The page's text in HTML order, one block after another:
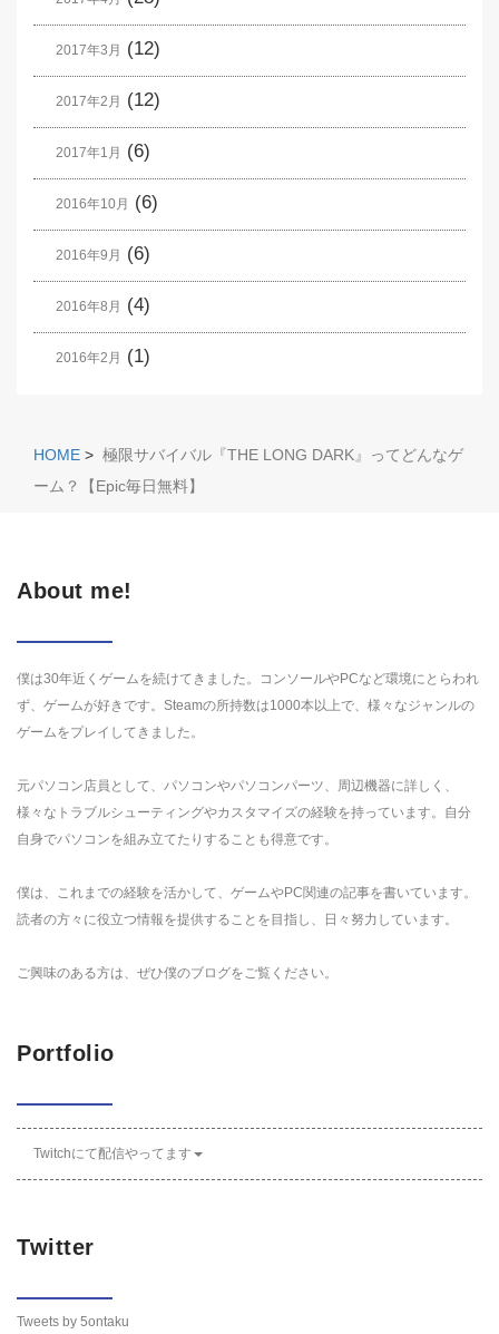
2017年3月 (12)
2017年2月 (12)
2017年1月 (6)
2016年10月 (6)
2016年9月 (6)
2016年8月 (4)
2016年2月 (1)
HOME > 極限サバイバル『THE LONG DARK』ってどんなゲ
ーム？【Epic毎日無料】
About me!
僕は30年近くゲームを続けてきました。コンソールやPCなど環境にとらわれ
ず、ゲームが好きです。Steamの所持数は1000本以上で、様々なジャンルの
ゲームをプレイしてきました。
元パソコン店員として、パソコンやパソコンパーツ、周辺機器に詳しく、
様々なトラブルシューティングやカスタマイズの経験を持っています。自分
自身でパソコンを組み立てたりすることも得意です。
僕は、これまでの経験を活かして、ゲームやPC関連の記事を書いています。
読者の方々に役立つ情報を提供することを目指し、日々努力しています。
ご興味のある方は、ぜひ僕のブログをご覧ください。
Portfolio
Twitchにて配信やってます
Twitter
Tweets by 5ontaku